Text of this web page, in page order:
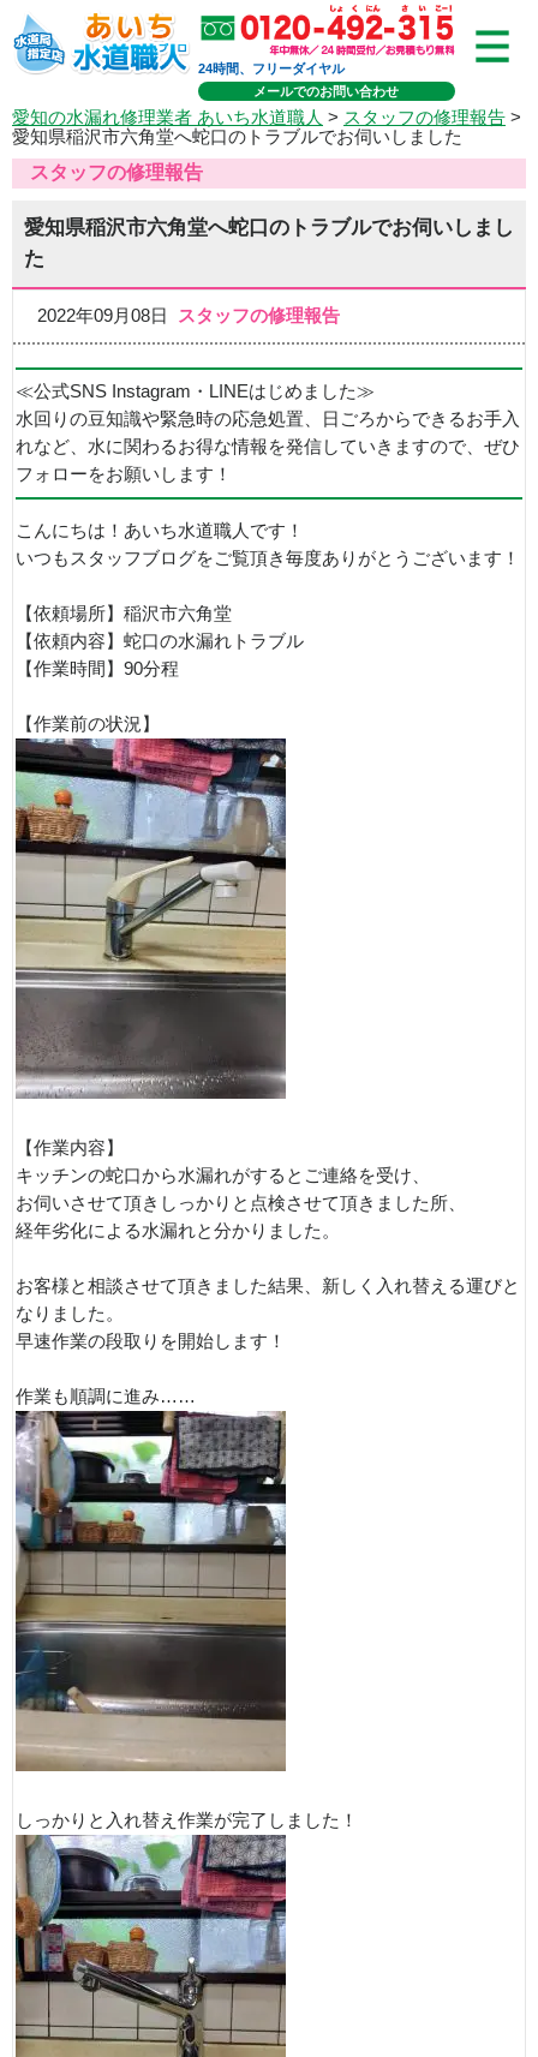
24時間、フリーダイヤル
メールでのお問い合わせ
愛知の水漏れ修理業者 あいち水道職人 > スタッフの修理報告 >
愛知県稲沢市六角堂へ蛇口のトラブルでお伺いしました
スタッフの修理報告
愛知県稲沢市六角堂へ蛇口のトラブルでお伺いしまし
た
2022年09月08日 スタッフの修理報告
≪公式SNS Instagram・LINEはじめました≫
水回りの豆知識や緊急時の応急処置、日ごろからできるお手入
れなど、水に関わるお得な情報を発信していきますので、ぜひ
フォローをお願いします！
こんにちは！あいち水道職人です！
いつもスタッフブログをご覧頂き毎度ありがとうございます！
【依頼場所】稲沢市六角堂
【依頼内容】蛇口の水漏れトラブル
【作業時間】90分程
【作業前の状況】
【作業内容】
キッチンの蛇口から水漏れがするとご連絡を受け、
お伺いさせて頂きしっかりと点検させて頂きました所、
経年劣化による水漏れと分かりました。
お客様と相談させて頂きました結果、新しく入れ替える運びと
なりました。
早速作業の段取りを開始します！
作業も順調に進み……
しっかりと入れ替え作業が完了しました！